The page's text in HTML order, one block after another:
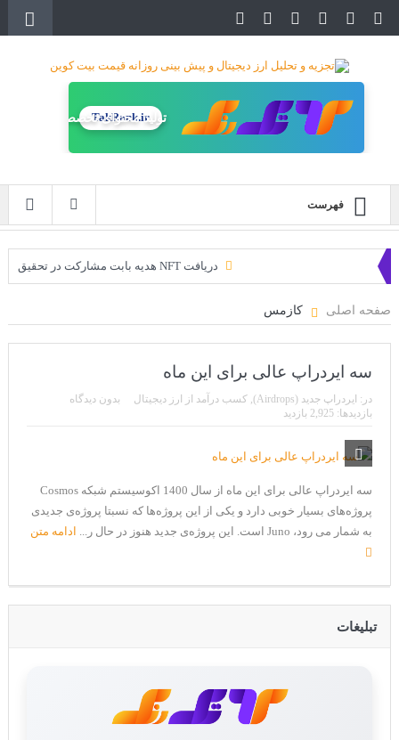
تولید محتوای تخصصی
TakRank.ir
فهرست
دریافت NFT هدیه بابت مشارکت در تحقیق
CoinEx سریع ترین برند درحال رشد در خدمات مالی!
ایردراپ رمزارز Morpher (MPH)
صفحه اصلی کازمس
سه ایردراپ عالی برای این ماه
در: ایردراپ جدید (Airdrops) , کسب درآمد از ارز دیجیتال
بدون دیدگاه
بازدیدها: 2,925 بازدید
سه ایردراپ عالی برای این ماه از سال 1400 اکوسیستم شبکه‌ Cosmos
پروژه‌های بسیار خوبی دارد و یکی از این پروژه‌ها که نسبتا پروژه‌ی جدیدی
به شمار می رود، Juno است. این پروژه‌ی جدید هنوز در حال ر...
ادامه متن
تبلیغات